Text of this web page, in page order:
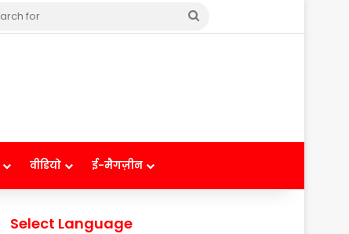
Search
वीडियो ई-मैगज़ीन
Select Language